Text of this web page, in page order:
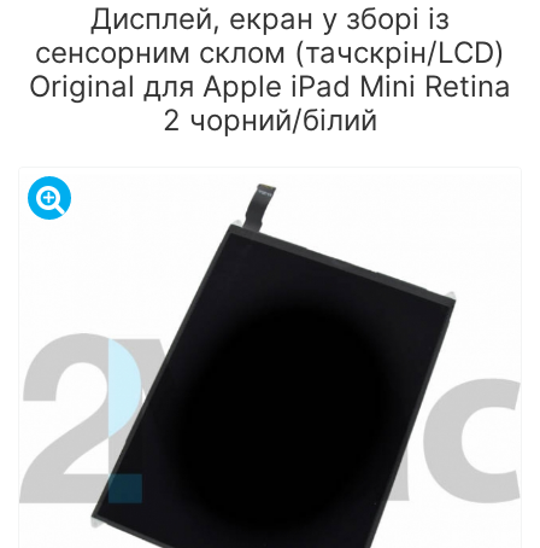
Дисплей, екран у зборі із
сенсорним склом (тачскрін/LCD)
Original для Apple iPad Mini Retina
2 чорний/білий